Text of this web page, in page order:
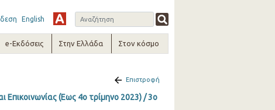
English
e-Εκδόσεις Στην Ελλάδα Στον κόσμο
Επιστροφή
(Εως 4ο τρίμηνο 2023) / 3o